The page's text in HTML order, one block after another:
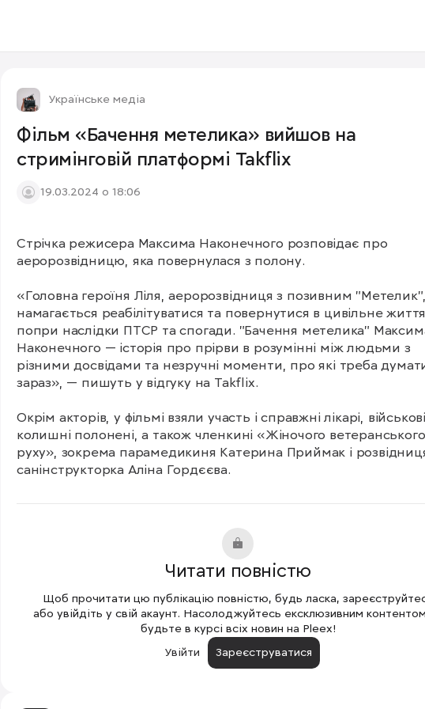
Українське медіа
Фільм «Бачення метелика» вийшов на
стримінговій платформі Takflix
19.03.2024 о 18:06
Стрічка режисера Максима Наконечного розповідає про
аеророзвідницю, яка повернулася з полону.
«Головна героїня Ліля, аеророзвідниця з позивним "Метелик",
намагається реабілітуватися та повернутися в цивільне життя
попри наслідки ПТСР та спогади. "Бачення метелика"
Наконечного — історія про прірви в розумінні між людьми з
різними досвідами та незручні моменти, про які треба
зараз», — пишуть у відгуку на Takflix.
Окрім акторів, у фільмі взяли участь і справжні лікарі,
колишні полонені, а також членкині «Жіночого ветеранського
руху», зокрема парамедикиня Катерина Приймак і
санінструкторка Аліна Гордєєва.
Читати повністю
Щоб прочитати цю публікацію повністю, будь ласка,
або увійдіть у свій акаунт. Насолоджуйтесь ексклюзивним
будьте в курсі всіх новин на Pleex!
Увійти
Зареєструватися